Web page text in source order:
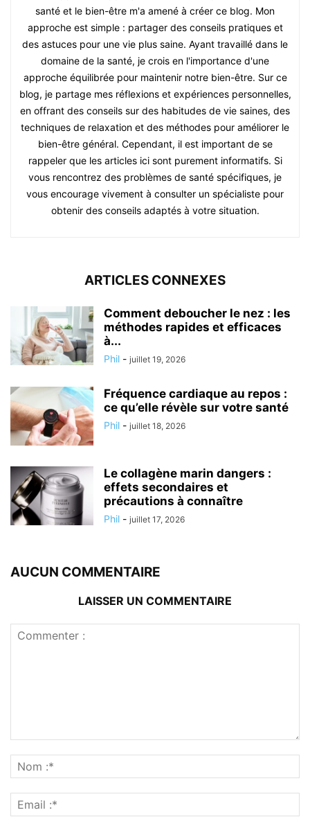
santé et le bien-être m'a amené à créer ce blog. Mon
approche est simple : partager des conseils pratiques et
des astuces pour une vie plus saine. Ayant travaillé dans le
domaine de la santé, je crois en l'importance d'une
approche équilibrée pour maintenir notre bien-être. Sur ce
blog, je partage mes réflexions et expériences personnelles,
en offrant des conseils sur des habitudes de vie saines, des
techniques de relaxation et des méthodes pour améliorer le
bien-être général. Cependant, il est important de se
rappeler que les articles ici sont purement informatifs. Si
vous rencontrez des problèmes de santé spécifiques, je
vous encourage vivement à consulter un spécialiste pour
obtenir des conseils adaptés à votre situation.
ARTICLES CONNEXES
Comment deboucher le nez : les
méthodes rapides et efficaces
à...
Phil - juillet 19, 2026
Fréquence cardiaque au repos :
ce qu’elle révèle sur votre santé
Phil - juillet 18, 2026
Le collagène marin dangers :
effets secondaires et
précautions à connaître
Phil - juillet 17, 2026
AUCUN COMMENTAIRE
LAISSER UN COMMENTAIRE